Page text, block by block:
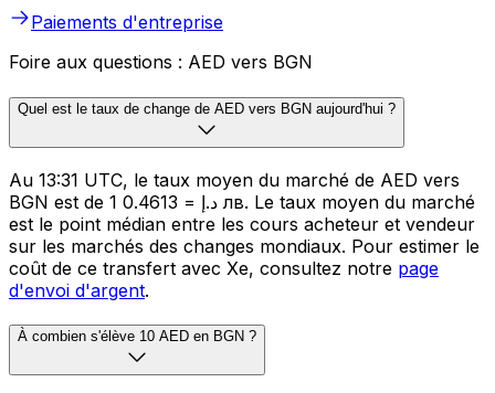
Paiements d'entreprise
Foire aux questions : AED vers BGN
Quel est le taux de change de AED vers BGN aujourd'hui ?
Au 13:31 UTC, le taux moyen du marché de AED vers
BGN est de 1 د.إ = 0.4613 лв. Le taux moyen du marché
est le point médian entre les cours acheteur et vendeur
sur les marchés des changes mondiaux. Pour estimer le
coût de ce transfert avec Xe, consultez notre page
d'envoi d'argent.
À combien s'élève 10 AED en BGN ?